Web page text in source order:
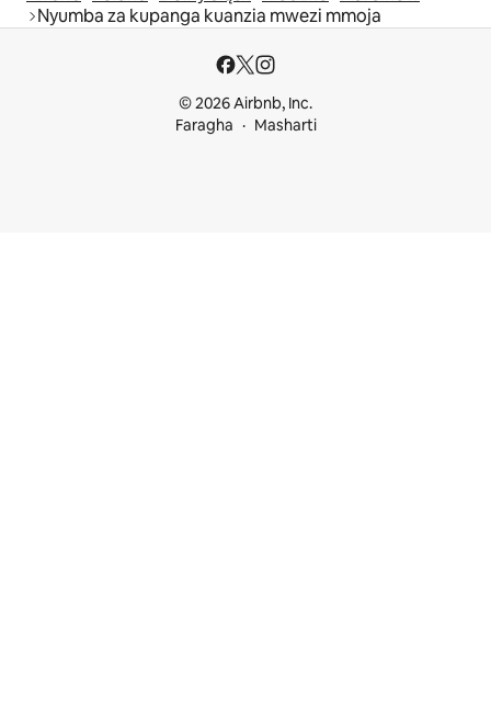
Nyumba za kupanga kuanzia mwezi mmoja
© 2026 Airbnb, Inc.
Faragha
Masharti